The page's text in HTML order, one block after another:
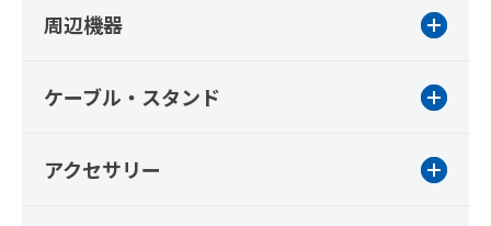
周辺機器
ケーブル・スタンド
アクセサリー